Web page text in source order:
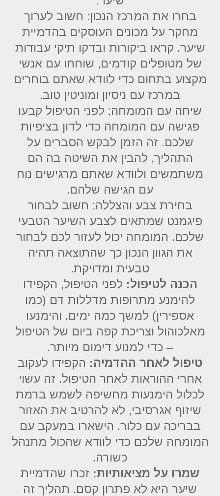
בחרו את המרכז הנכון: חשוב לערוך
מחקר על מכונים העוסקים בהדמיית
שיער. קראו ביקורות ובדקו תיקי עבודות
של מטופלים קודמים, שוחחו עם אנשי
מקצוע בתחום כדי לוודא שאתם בוחרים
במרכז עם ניסיון ומוניטין טוב.
שיחה עם המומחה: לפני הטיפול קבעו
פגישה עם המומחה כדי לדון בציפיות
שלכם. זה הזמן לבקש הסברים על
התהליך, להבין את השיטה בה הם
משתמשים ולוודא שאתם מרגישים נוח
עם הגישה שלהם.
בחירת צבע והצללה: חשוב לבחור
פיגמנט שמתאים לצבע השיער הטבעי
שלכם. המומחה יכול לעזור לכם לבחור
את הגוון הנכון כך שהתוצאה תהיה
טבעית ומדויקת.
הכנה לטיפול: לפני הטיפול, הקפידו
להימנע מתרופות מדללות דם (כמו
אספירין) למשך כמה ימים, והימנעו
מאלכוהול וצריכת קפה ביום של הטיפול
– כדי למנוע דימום מיותר.
טיפול לאחר ההדמיה: הקפידו לעקוב
אחרי ההוראות לאחר הטיפול. זה עשוי
לכלול הימנעות מחשיפה לשמש ברמת
שיזוף אגרסיבי, לא להרטיב את האזור
בבריכה עם כלור. הישארו במעקב עם
המומחה שלכם כדי לוודא שהכול מתנהל
כשורה.
שמרו על מציאותיות: זכרו שהדמיית
שיער היא לא פתרון קסם. תהליך זה